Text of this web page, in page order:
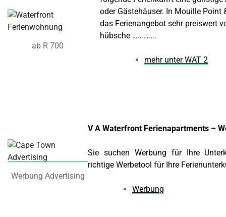
ab R 700
oder Gästehäuser. In Mouille Point
das Ferienangebot sehr preiswert
hübsche ………….
mehr unter WAT 2
Werbung Advertising
V A Waterfront Ferienapartments –
Sie suchen Werbung für Ihre
richtige Werbetool für Ihre
Werbung